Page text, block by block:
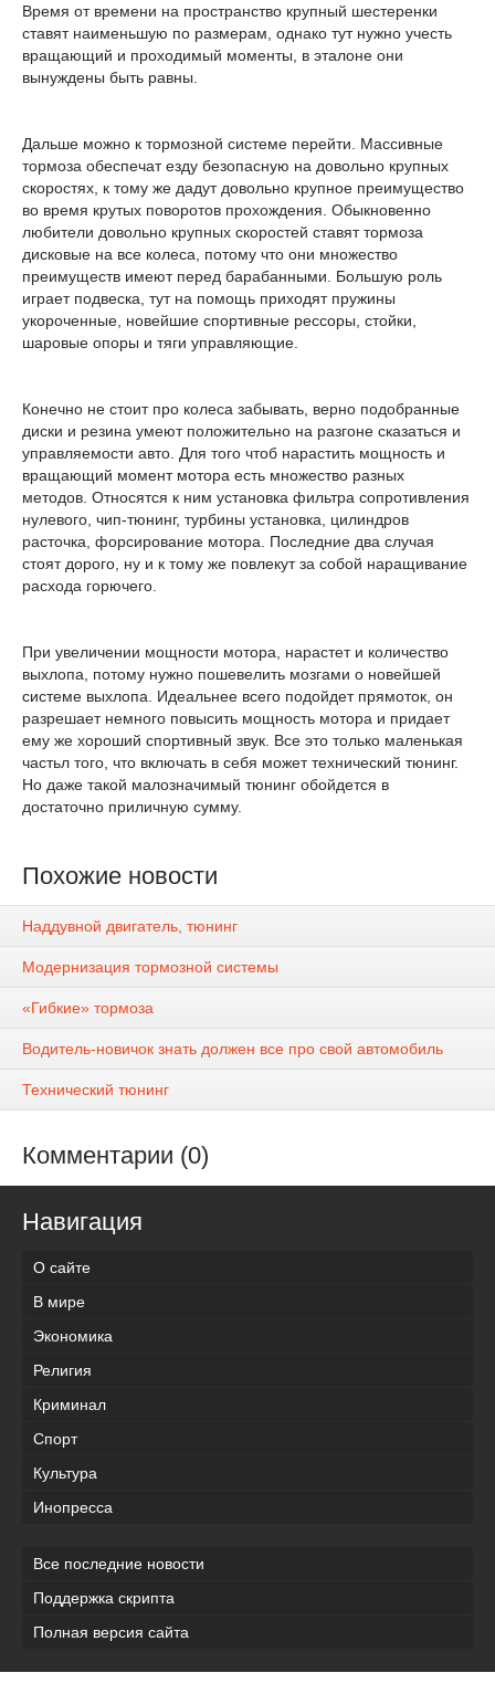
Время от времени на пространство крупный шестеренки
ставят наименьшую по размерам, однако тут нужно учесть
вращающий и проходимый моменты, в эталоне они
вынуждены быть равны.
Дальше можно к тормозной системе перейти. Массивные
тормоза обеспечат езду безопасную на довольно крупных
скоростях, к тому же дадут довольно крупное преимущество
во время крутых поворотов прохождения. Обыкновенно
любители довольно крупных скоростей ставят тормоза
дисковые на все колеса, потому что они множество
преимуществ имеют перед барабанными. Большую роль
играет подвеска, тут на помощь приходят пружины
укороченные, новейшие спортивные рессоры, стойки,
шаровые опоры и тяги управляющие.
Конечно не стоит про колеса забывать, верно подобранные
диски и резина умеют положительно на разгоне сказаться и
управляемости авто. Для того чтоб нарастить мощность и
вращающий момент мотора есть множество разных
методов. Относятся к ним установка фильтра сопротивления
нулевого, чип-тюнинг, турбины установка, цилиндров
расточка, форсирование мотора. Последние два случая
стоят дорого, ну и к тому же повлекут за собой наращивание
расхода горючего.
При увеличении мощности мотора, нарастет и количество
выхлопа, потому нужно пошевелить мозгами о новейшей
системе выхлопа. Идеальнее всего подойдет прямоток, он
разрешает немного повысить мощность мотора и придает
ему же хороший спортивный звук. Все это только маленькая
частьл того, что включать в себя может технический тюнинг.
Но даже такой малозначимый тюнинг обойдется в
достаточно приличную сумму.
Похожие новости
Наддувной двигатель, тюнинг
Модернизация тормозной системы
«Гибкие» тормоза
Водитель-новичок знать должен все про свой автомобиль
Технический тюнинг
Комментарии (0)
Навигация
О сайте
В мире
Экономика
Религия
Криминал
Спорт
Культура
Инопресса
Все последние новости
Поддержка скрипта
Полная версия сайта